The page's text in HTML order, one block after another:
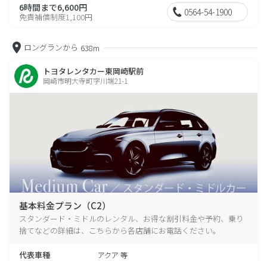
6時間まで6,600円
免責補償制度1,100円 0564-54-1900
ロングランから 638m
トヨタレンタカー東岡崎駅前
岡崎市明大寺町字川端21-1
基本料金プラン（C2）
スタンダード・ミドルのレンタル、お得な割引料金や予約、乗り
捨てなどの詳細は、こちらから各店舗にお電話ください。
代表車種 アクア 等